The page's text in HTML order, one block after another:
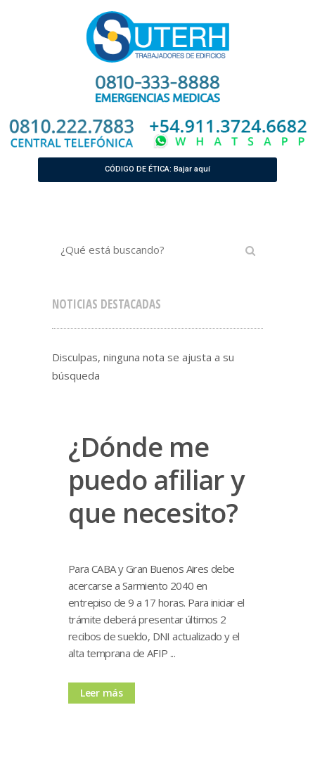
CÓDIGO DE ÉTICA: Bajar aquí
NOTICIAS DESTACADAS
Disculpas, ninguna nota se ajusta a su
búsqueda
¿Dónde me
puedo afiliar y
que necesito?
Para CABA y Gran Buenos Aires debe
acercarse a Sarmiento 2040 en
entrepiso de 9 a 17 horas. Para iniciar el
trámite deberá presentar últimos 2
recibos de sueldo, DNI actualizado y el
alta temprana de AFIP ...
Leer más